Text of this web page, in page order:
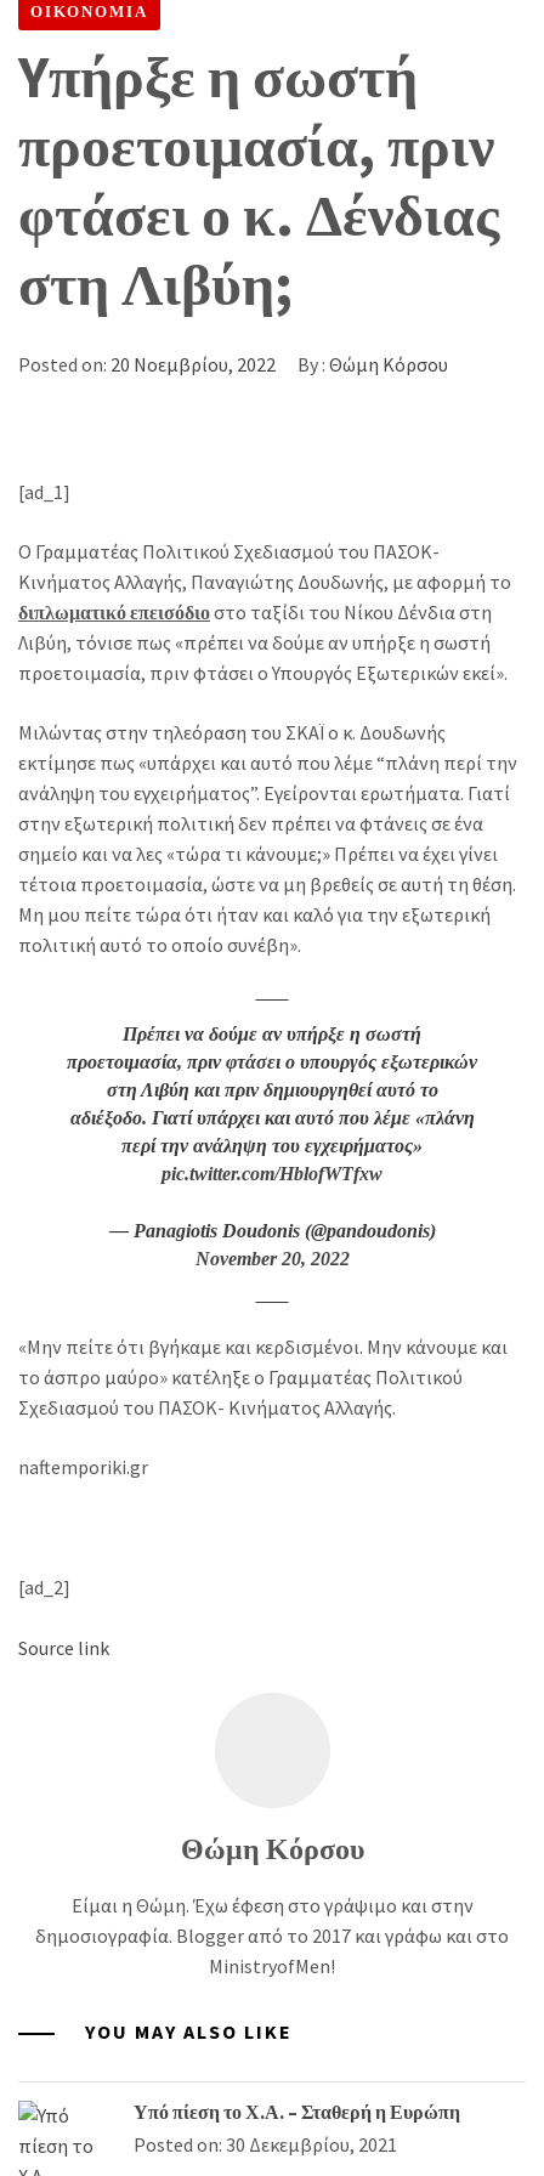
ΟΙΚΟΝΟΜΙΑ
Yπήρξε η σωστή
προετοιμασία, πριν
φτάσει ο κ. Δένδιας
στη Λιβύη;
Posted on: 20 Νοεμβρίου, 2022 By : Θώμη Κόρσου
[ad_1]
Ο Γραμματέας Πολιτικού Σχεδιασμού του ΠΑΣΟΚ-
Κινήματος Αλλαγής, Παναγιώτης Δουδωνής, με αφορμή το
διπλωματικό επεισόδιοστο ταξίδι του Νίκου Δένδια στη
Λιβύη, τόνισε πως «πρέπει να δούμε αν υπήρξε η σωστή
προετοιμασία, πριν φτάσει ο Υπουργός Εξωτερικών εκεί».
Μιλώντας στην τηλεόραση του ΣΚΑΪ ο κ. Δουδωνής
εκτίμησε πως «υπάρχει και αυτό που λέμε “πλάνη περί την
ανάληψη του εγχειρήματος”. Εγείρονται ερωτήματα. Γιατί
στην εξωτερική πολιτική δεν πρέπει να φτάνεις σε ένα
σημείο και να λες «τώρα τι κάνουμε;» Πρέπει να έχει γίνει
τέτοια προετοιμασία, ώστε να μη βρεθείς σε αυτή τη θέση.
Μη μου πείτε τώρα ότι ήταν και καλό για την εξωτερική
πολιτική αυτό το οποίο συνέβη».
Πρέπει να δούμε αν υπήρξε η σωστή
προετοιμασία, πριν φτάσει ο υπουργός εξωτερικών
στη Λιβύη και πριν δημιουργηθεί αυτό το
αδιέξοδο. Γιατί υπάρχει και αυτό που λέμε «πλάνη
περί την ανάληψη του εγχειρήματος»
pic.twitter.com/HblofWTfxw
— Panagiotis Doudonis (@pandoudonis)
November 20, 2022
«Μην πείτε ότι βγήκαμε και κερδισμένοι. Μην κάνουμε και
το άσπρο μαύρο» κατέληξε ο Γραμματέας Πολιτικού
Σχεδιασμού του ΠΑΣΟΚ- Κινήματος Αλλαγής.
naftemporiki.gr
[ad_2]
Source link
Θώμη Κόρσου
Είμαι η Θώμη. Έχω έφεση στο γράψιμο και στην
δημοσιογραφία. Blogger από το 2017 και γράφω και στο
MinistryofMen!
YOU MAY ALSO LIKE
Υπό πίεση το Χ.Α. – Σταθερή η Ευρώπη
Posted on: 30 Δεκεμβρίου, 2021